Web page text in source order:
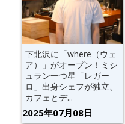
下北沢に「where（ウェ
ア）」がオープン！ミシ
ュラン一つ星「レガー
ロ」出身シェフが独立、
カフェとデ...
2025年07月08日